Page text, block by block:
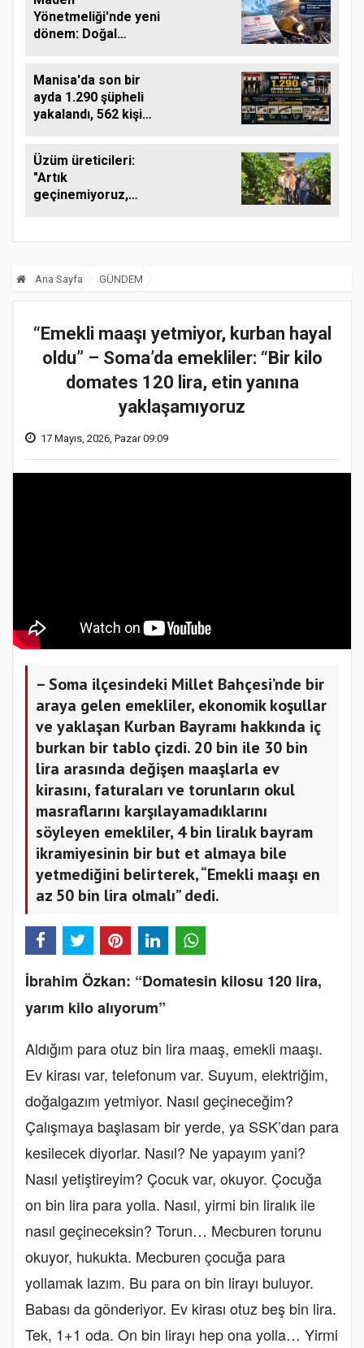
oldu
Yönetmeliği'nde yeni
dönem: Doğal
rödövans işlemleri
hızlanacak
Manisa'da son bir
ayda 1.290 şüpheli
yakalandı, 562 kişi
Üzüm üreticileri:
"Artık
geçinemiyoruz,
Ana Sayfa GÜNDEM
“Emekli maaşı yetmiyor, kurban hayal
oldu” – Soma’da emekliler: “Bir kilo
domates 120 lira, etin yanına
yaklaşamıyoruz
17 Mayıs, 2026, Pazar 09:09
– Soma ilçesindeki Millet Bahçesi’nde bir
araya gelen emekliler, ekonomik koşullar
ve yaklaşan Kurban Bayramı hakkında iç
burkan bir tablo çizdi. 20 bin ile 30 bin
lira arasında değişen maaşlarla ev
kirasını, faturaları ve torunların okul
masraflarını karşılayamadıklarını
söyleyen emekliler, 4 bin liralık bayram
ikramiyesinin bir but et almaya bile
yetmediğini belirterek, “Emekli maaşı en
az 50 bin lira olmalı” dedi.
İbrahim Özkan: “Domatesin kilosu 120 lira,
yarım kilo alıyorum”
Aldığım para otuz bin lira maaş, emekli maaşı.
Ev kirası var, telefonum var. Suyum, elektriğim,
doğalgazım yetmiyor. Nasıl geçineceğim?
Çalışmaya başlasam bir yerde, ya SSK’dan para
kesilecek diyorlar. Nasıl? Ne yapayım yani?
Nasıl yetiştireyim? Çocuk var, okuyor. Çocuğa
on bin lira para yolla. Nasıl, yirmi bin liralık ile
nasıl geçineceksin? Torun… Mecburen torunu
okuyor, hukukta. Mecburen çocuğa para
yollamak lazım. Bu para on bin lirayı buluyor.
Babası da gönderiyor. Ev kirası otuz beş bin lira.
Tek, 1+1 oda. On bin lirayı hep ona yolla… Yirmi